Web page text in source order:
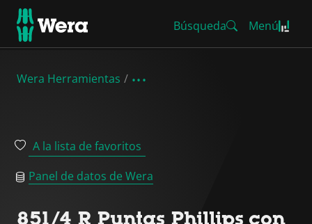
Búsqueda Menú
Wera Herramientas
A la lista de favoritos
Panel de datos de Wera
851/4 R Puntas Phillips con